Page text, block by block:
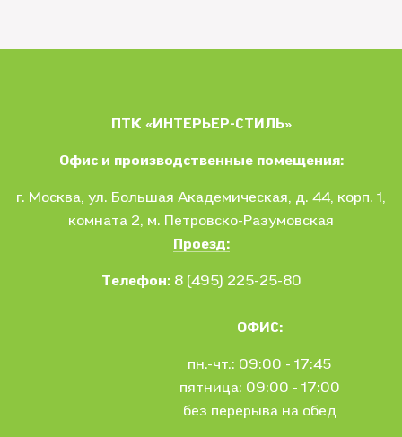
ПТК «ИНТЕРЬЕР-СТИЛЬ»
Офис и производственные помещения:
г. Москва, ул. Большая Академическая, д. 44, корп. 1,
комната 2, м. Петровско-Разумовская
Проезд:
Телефон: 8 (495) 225-25-80
ОФИС:
пн.-чт.: 09:00 - 17:45
пятница: 09:00 - 17:00
без перерыва на обед